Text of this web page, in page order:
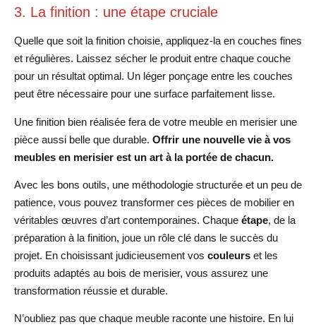
3. La finition : une étape cruciale
Quelle que soit la finition choisie, appliquez-la en couches fines
et régulières. Laissez sécher le produit entre chaque couche
pour un résultat optimal. Un léger ponçage entre les couches
peut être nécessaire pour une surface parfaitement lisse.
Une finition bien réalisée fera de votre meuble en merisier une
pièce aussi belle que durable. Offrir une nouvelle vie à vos
meubles en merisier est un art à la portée de chacun.
Avec les bons outils, une méthodologie structurée et un peu de
patience, vous pouvez transformer ces pièces de mobilier en
véritables œuvres d’art contemporaines. Chaque étape, de la
préparation à la finition, joue un rôle clé dans le succès du
projet. En choisissant judicieusement vos couleurs et les
produits adaptés au bois de merisier, vous assurez une
transformation réussie et durable.
N’oubliez pas que chaque meuble raconte une histoire. En lui